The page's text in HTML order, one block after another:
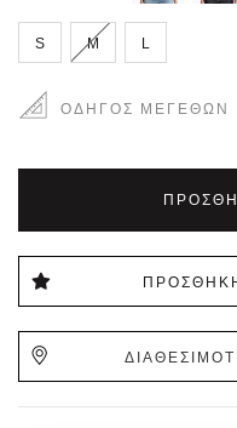
S M L
ΟΔΗΓΌΣ ΜΕΓΕΘΏΝ